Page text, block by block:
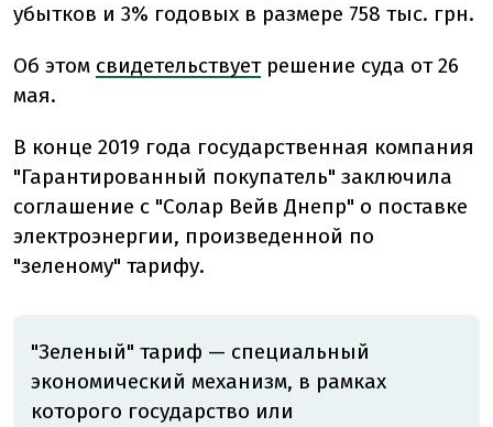
убытков и 3% годовых в размере 758 тыс. грн.
Об этом свидетельствует решение суда от 26
мая.
В конце 2019 года государственная компания
"Гарантированный покупатель" заключила
соглашение с "Солар Вейв Днепр" о поставке
электроэнергии, произведенной по
"зеленому" тарифу.
"Зеленый" тариф — специальный
экономический механизм, в рамках
которого государство или